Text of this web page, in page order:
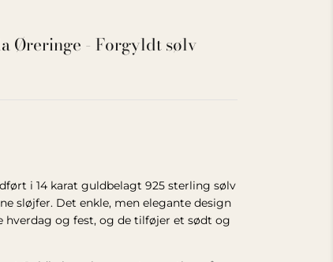
Øreringe - Forgyldt sølv
i 14 karat guldbelagt 925 sterling sølv
sløjfer. Det enkle, men elegante design
hverdag og fest, og de tilføjer et sødt og